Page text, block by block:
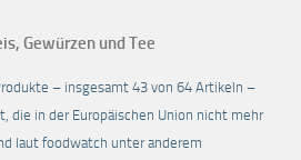
Gewürzen und Tee
– insgesamt 43 von 64 Artikeln –
die in der Europäischen Union nicht mehr
laut foodwatch unter anderem